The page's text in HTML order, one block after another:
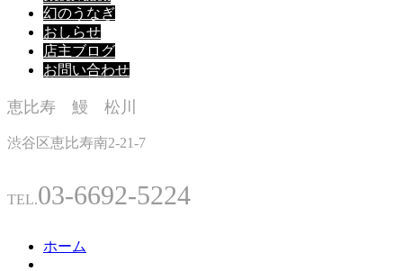
幻のうなぎ
おしらせ
店主ブログ
お問い合わせ
恵比寿 鰻 松川
渋谷区恵比寿南2-21-7
TEL.03-6692-5224
ホーム